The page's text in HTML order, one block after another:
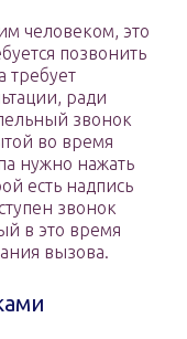
человеком, это
позвонить
требует
ради
звонок
во время
нужно нажать
есть надпись
звонок
в это время
вызова.